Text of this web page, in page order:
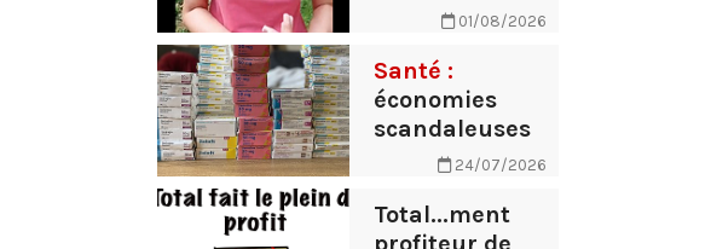
01/08/2026
Santé :
économies
scandaleuses
24/07/2026
Total...ment
profiteur de